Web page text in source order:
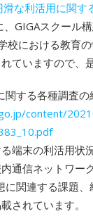
な利活用に関す
、GIGAスクール
校における教育
ていますので、
する各種調査の
content/
端末の利活用状
通信ネットワー
に関連する課題
されています。